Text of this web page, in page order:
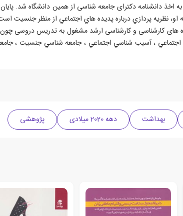
طباطبائی دريافت كرد. وي در سال 1382 شمسی موفق به اخذ دانشنامه دکترای جامعه
پردازي درباره پديده هاي اجتماعي از منظر جنسيت
و گیلان در دوره های کارشناسی و کارشناسی ارشد مشغول به
اجتماعي ، آسيب شناسي اجتماعي ،‌ جامعه شناسي جنسيت ،
بهداشت دهه 2020 میلادی پژوهشی